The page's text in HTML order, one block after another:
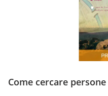
Come cercare